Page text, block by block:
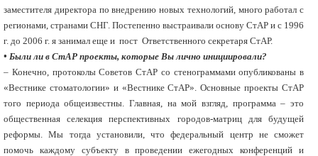
заместителя директора по внедрению новых технологий, много работал с
регионами, странами СНГ. Постепенно выстраивали основу СтАР и с 1996
г. до 2006 г. я занимал еще и пост Ответственного секретаря СтАР.
• Были ли в СтАР проекты, которые Вы лично инициировали?
– Конечно, протоколы Советов СтАР со стенограммами опубликованы в
«Вестнике стоматологии» и «Вестнике СтАР». Основные проекты СтАР
того периода общеизвестны. Главная, на мой взгляд, программа – это
общественная селекция перспективных городов-матриц для будущей
реформы. Мы тогда установили, что федеральный центр не сможет
помочь каждому субъекту в проведении ежегодных конференций и